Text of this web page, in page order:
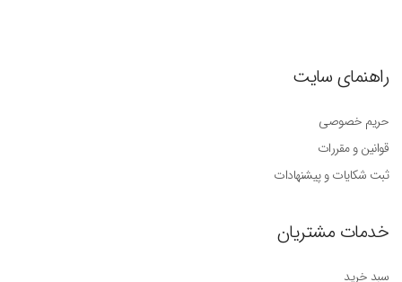
راهنمای سایت
حریم خصوصی
قوانین و مقررات
ثبت شکایات و پیشنهادات
خدمات مشتریان
سبد خرید